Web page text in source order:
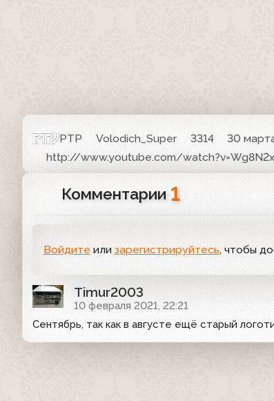
РТР Volodich_Super 3314
30
http://www.youtube.com/
Комментарии 1
Войдите или зарегистрируйтесь, чтобы
Timur2003
10 февраля 2021, 22:21
Сентябрь, так как в августе ещё старый